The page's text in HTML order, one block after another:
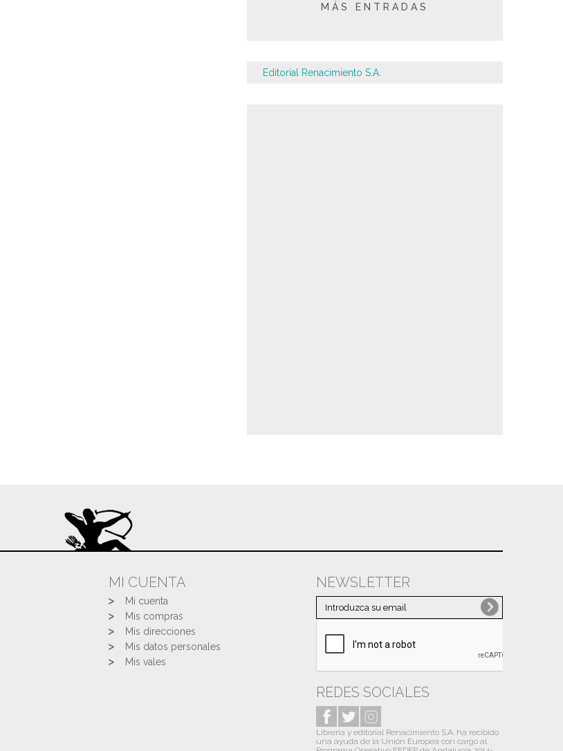
MÁS ENTRADAS
Editorial Renacimiento S.A.
MI CUENTA
Mi cuenta
Mis compras
Mis direcciones
Mis datos personales
Mis vales
NEWSLETTER
REDES SOCIALES
Librería y editorial Renacimiento S.A. ha recibido
una ayuda de la Unión Europea con cargo al